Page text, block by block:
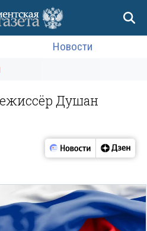
Новости
Душан